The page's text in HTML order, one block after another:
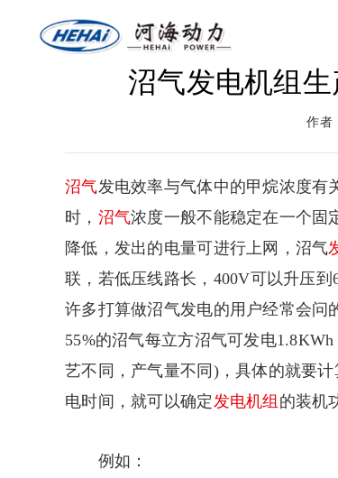
沼气发电机组
作者
沼气发电效率与气体中的甲烷浓度有
时， 沼气浓度一般不能稳定在一个固
降低，发出的电量可进行上网，沼气
联，若低压线路长，400V可以升压到
许多打算做沼气发电的用户经常会问
55%的沼气每立方沼气可发电
艺不同，产气量不同)，具体的就要
电时间，就可以确定发电机组 的装机
例如：